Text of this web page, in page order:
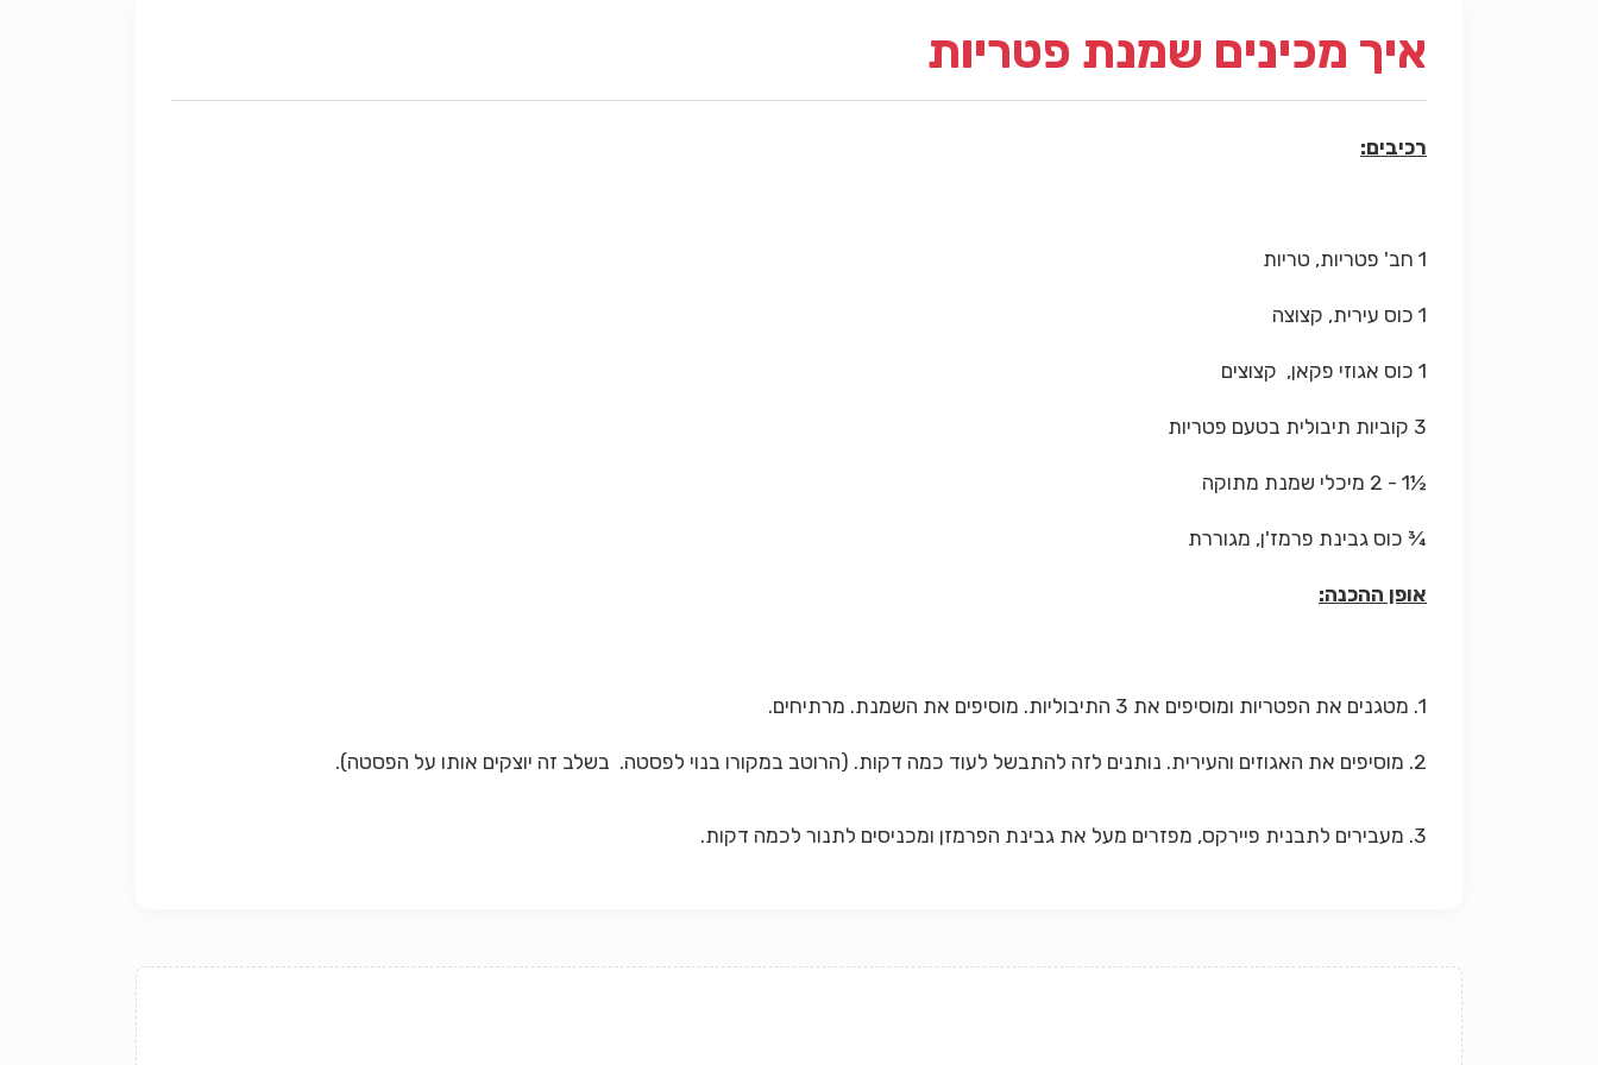
איך מכינים שמנת פטריות
רכיבים:
1 חב' פטריות, טריות
1 כוס עירית, קצוצה
1 כוס אגוזי פקאן, קצוצים
3 קוביות תיבולית בטעם פטריות
½1 - 2 מיכלי שמנת מתוקה
¾ כוס גבינת פרמז'ן, מגוררת
אופן ההכנה:
1. מטגנים את הפטריות ומוסיפים את 3 התיבוליות. מוסיפים את השמנת. מרתיחים.
2. מוסיפים את האגוזים והעירית. נותנים לזה להתבשל לעוד כמה דקות. (הרוטב במקורו בנוי לפסטה. בשלב זה יוצקים אותו על הפסטה).
3. מעבירים לתבנית פיירקס, מפזרים מעל את גבינת הפרמזן ומכניסים לתנור לכמה דקות.